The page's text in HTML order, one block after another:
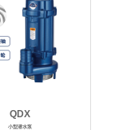
QDX
小型潜水泵